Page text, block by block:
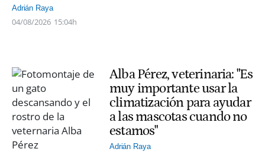
Adrián Raya
04/08/2026 15:04h
Alba Pérez, veterinaria: "Es
muy importante usar la
climatización para ayudar
a las mascotas cuando no
estamos"
Adrián Raya